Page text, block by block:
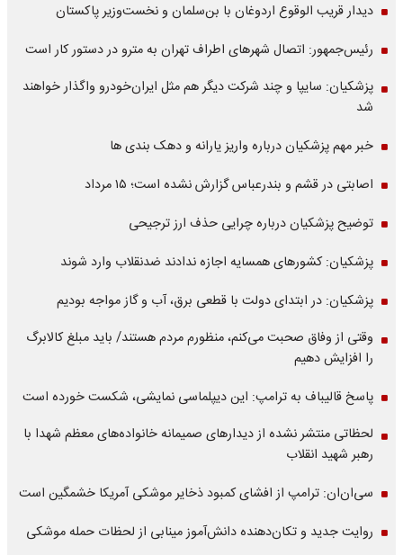
دیدار قریب الوقوع اردوغان با بن‌سلمان و نخست‌وزیر پاکستان
رئیس‌جمهور: اتصال شهرهای اطراف تهران به مترو در دستور کار است
پزشکیان: سایپا و چند شرکت دیگر هم مثل ایران‌خودرو واگذار خواهند
شد
خبر مهم پزشکیان درباره واریز یارانه و دهک بندی ها
اصابتی در قشم و بندرعباس گزارش نشده است؛ ۱۵ مرداد
توضیح پزشکیان درباره چرایی حذف ارز ترجیحی
پزشکیان: کشورهای همسایه اجازه ندادند ضدنقلاب وارد شوند
پزشکیان: در ابتدای دولت با قطعی برق، آب و گاز مواجه بودیم
وقتی از وفاق صحبت می‌کنم، منظورم مردم هستند/ باید مبلغ کالابرگ
را افزایش دهیم
پاسخ قالیباف به ترامپ: این دیپلماسی نمایشی، شکست خورده است
لحظاتی منتشر نشده از دیدارهای صمیمانه خانواده‌های معظم شهدا با
رهبر شهید انقلاب
سی‌ان‌ان: ترامپ از افشای کمبود ذخایر موشکی آمریکا خشمگین است
روایت جدید و تکان‌دهنده دانش‌آموز مینابی از لحظات حمله موشکی